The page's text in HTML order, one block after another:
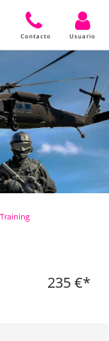
Contacto Usuario
235 €*